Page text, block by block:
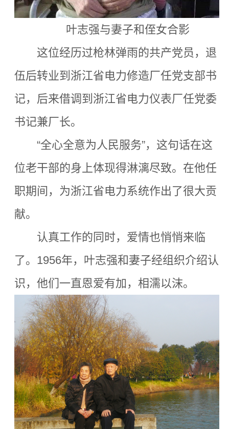
叶志强与妻子和侄女合影
这位经历过枪林弹雨的共产党员，退
伍后转业到浙江省电力修造厂任党支部书
记，后来借调到浙江省电力仪表厂任党委
书记兼厂长。
“全心全意为人民服务”，这句话在这
位老干部的身上体现得淋漓尽致。在他任
职期间，为浙江省电力系统作出了很大贡
献。
认真工作的同时，爱情也悄悄来临
了。1956年，叶志强和妻子经组织介绍认
识，他们一直恩爱有加，相濡以沫。